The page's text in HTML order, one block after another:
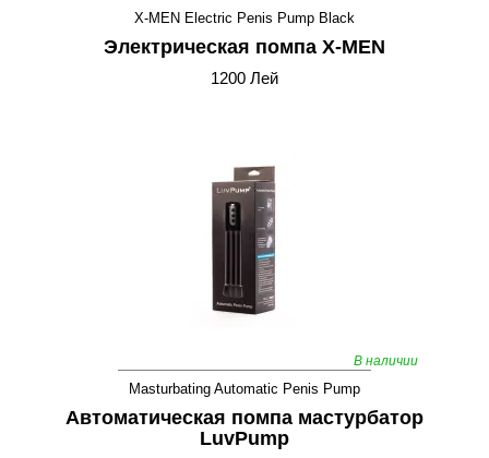
X-MEN Electric Penis Pump Black
Электрическая помпа X-MEN
1200 Лей
В наличии
Masturbating Automatic Penis Pump
Автоматическая помпа мастурбатор
LuvPump